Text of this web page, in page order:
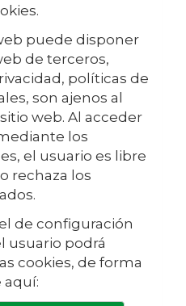
puede disponer
de terceros,
políticas de
son ajenos al
web. Al acceder
los
el usuario es libre
rechaza los
de configuración
usuario podrá
cookies, de forma
aquí: